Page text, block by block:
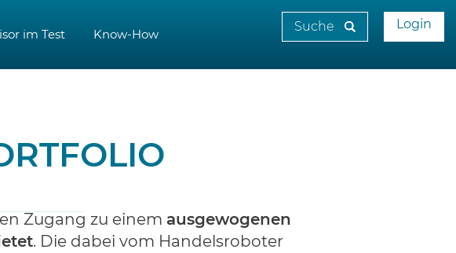
im Test Know-How
Login
Zugang zu einem ausgewogenen
. Die dabei vom Handelsroboter